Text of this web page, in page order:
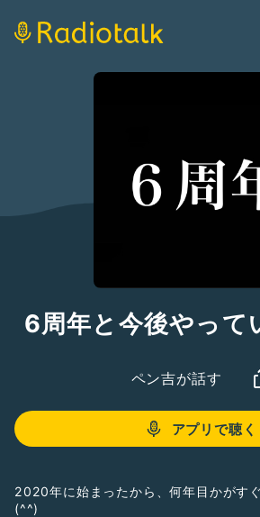
6周年と今後やって
ペン吉が話す
アプリで聴く
2020年に始まったから、何年目かがす
(^^)